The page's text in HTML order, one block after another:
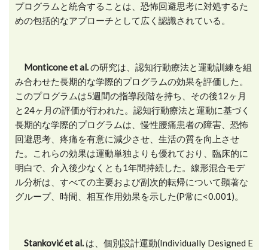
プログラムと統合することは、恐怖回避思考に対処するた
めの包括的なアプローチとして広く認識されている。
Monticone et al.の研究は、認知行動療法と運動訓練を組
み合わせた長期的な学際的プログラムの効果を評価した。
このプログラムは5週間の指導段階を持ち、その後12ヶ月
と24ヶ月の評価が行われた。認知行動療法と運動に基づく
長期的な学際的プログラムは、慢性腰痛患者の障害、恐怖
回避思考、疼痛を有意に減少させ、生活の質を向上させ
た。これらの効果は運動単独よりも優れており、臨床的に
明白で、介入後少なくとも1年間持続した。線形混合モデ
ル分析は、すべての主要および副次的転帰について顕著な
グループ、時間、相互作用効果を示した(P常に<0.001)。
Stanković et al. は、個別設計運動(Individually Designed E